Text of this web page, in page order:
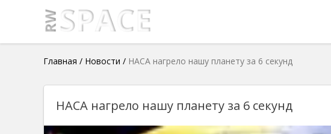
Главная / Новости / НАСА нагрело нашу планету за 6 секунд
НАСА нагрело нашу планету за 6 секунд